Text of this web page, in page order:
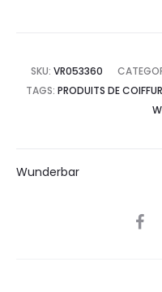
SKU: VR053360
TAGS: PRODUITS DE
Wunderbar
SHARE